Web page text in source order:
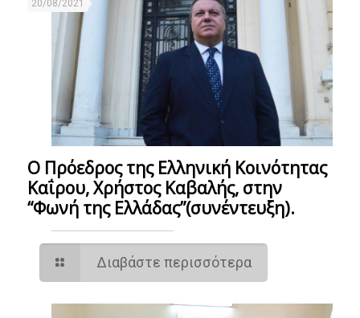
20/08/2021
Ο Πρόεδρος της Ελληνική Κοινότητας
Καΐρου, Χρήστος Καβαλής, στην
“Φωνή της Ελλάδας”(συνέντευξη).
Διαβάστε περισσότερα